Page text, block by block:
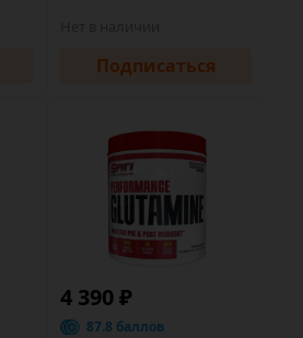
Подписаться
4 390 ₽
87.8 баллов